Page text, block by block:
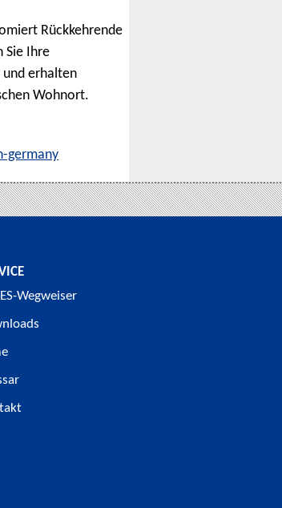
Rückkehrende
Sie Ihre
und erhalten
Wohnort.
germany
Wegweiser